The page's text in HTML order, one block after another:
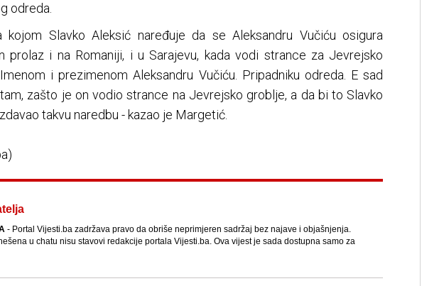
odreda.
kojom Slavko Aleksić naređuje da se Aleksandru Vučiću osigura
prolaz i na Romaniji, i u Sarajevu, kada vodi strance za Jevrejsko
i prezimenom Aleksandru Vučiću. Pripadniku odreda. E sad
zašto je on vodio strance na Jevrejsko groblje, a da bi to Slavko
takvu naredbu - kazao je Margetić.
- Portal Vijesti.ba zadržava pravo da obriše neprimjeren sadržaj bez najave i objašnjenja.
u chatu nisu stavovi redakcije portala Vijesti.ba. Ova vijest je sada dostupna samo za